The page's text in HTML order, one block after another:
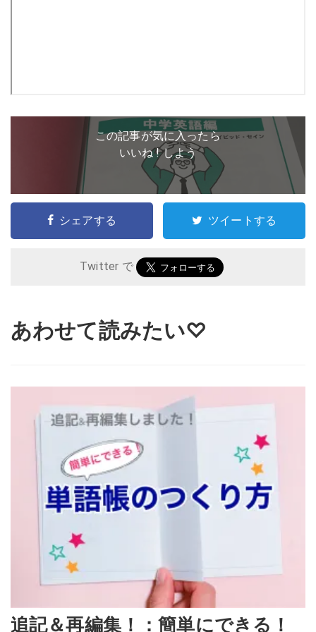
この記事が気に入ったら
いいね ! しよう
シェアする ツイートする
Twitter で
あわせて読みたい♡
追記＆再編集！：簡単にできる！